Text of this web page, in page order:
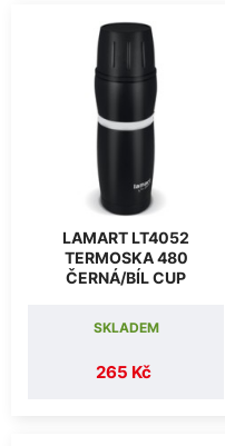
LAMART LT4052
TERMOSKA 480
ČERNÁ/BÍL CUP
265 Kč
SKLADEM